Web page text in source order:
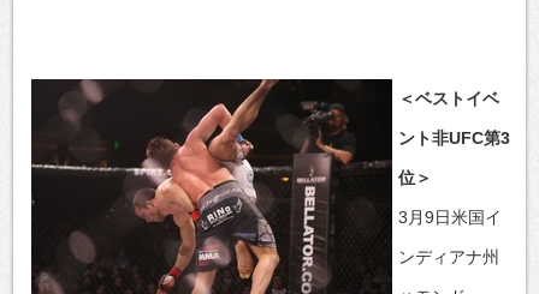
＜ベストイベ
ント非UFC第3
位＞
3月9日米国イ
ンディアナ州